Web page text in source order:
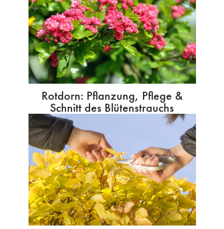
Rotdorn: Pflanzung, Pflege &
Schnitt des Blütenstrauchs